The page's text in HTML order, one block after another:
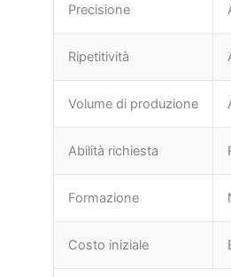
Precisione
Ripetitività
Volume di produzione
Abilità richiesta
Formazione
Costo iniziale